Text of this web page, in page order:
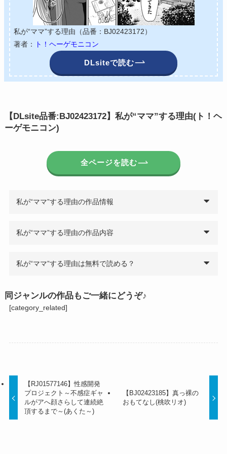
私が“ママ”する理由（品番：BJ02423172）
著者：
ト！ヘーゲモニコン
DLsiteで読む
【DLsite品番:BJ02423172】私が“ママ”する理由(ト！ヘ
ーゲモニコン)
全ページを読む
私が“ママ”する理由の作品情報
私が“ママ”する理由の作品内容
私が“ママ”する理由は無料で読める？
同ジャンルの作品もご一緒にどうぞ♪
[category_related]
【RJ01577146】性感開発
プロジェクト～不感症ギャ
ルがアへ顔さらして連続絶
頂するまで～(あくた～)
【BJ02423185】真っ裸の
おもてなし(桃吹リオ)